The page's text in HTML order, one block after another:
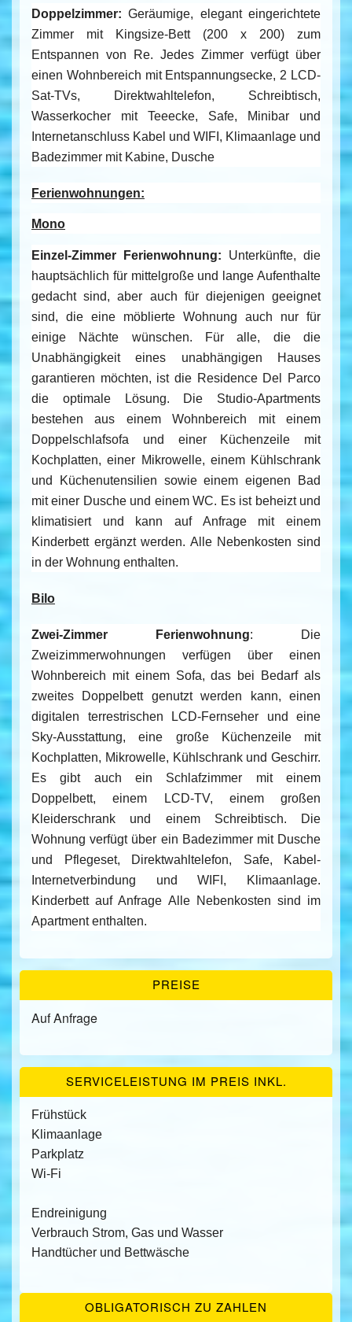
Doppelzimmer:Geräumige, elegant eingerichtete
Zimmer mit Kingsize-Bett (200 x 200) zum
Entspannen von Re. Jedes Zimmer verfügt über
einen Wohnbereich mit Entspannungsecke, 2 LCD-
Sat-TVs, Direktwahltelefon, Schreibtisch,
Wasserkocher mit Teeecke, Safe, Minibar und
Internetanschluss Kabel und WIFI, Klimaanlage und
Badezimmer mit Kabine, Dusche
Ferienwohnungen:
Mono
Einzel-Zimmer Ferienwohnung:
Unterkünfte, die
hauptsächlich für mittelgroße und lange Aufenthalte
gedacht sind, aber auch für diejenigen geeignet
sind, die eine möblierte Wohnung auch nur für
einige Nächte wünschen. Für alle, die die
Unabhängigkeit eines unabhängigen Hauses
garantieren möchten, ist die Residence Del Parco
die optimale Lösung. Die Studio-Apartments
bestehen aus einem Wohnbereich mit einem
Doppelschlafsofa und einer Küchenzeile mit
Kochplatten, einer Mikrowelle, einem Kühlschrank
und Küchenutensilien sowie einem eigenen Bad
mit einer Dusche und einem WC. Es ist beheizt und
klimatisiert und kann auf Anfrage mit einem
Kinderbett ergänzt werden. Alle Nebenkosten sind
in der Wohnung enthalten.
Bilo
Zwei-Zimmer Ferienwohnung: Die
Zweizimmerwohnungen verfügen über einen
Wohnbereich mit einem Sofa, das bei Bedarf als
zweites Doppelbett genutzt werden kann, einen
digitalen terrestrischen LCD-Fernseher und eine
Sky-Ausstattung, eine große Küchenzeile mit
Kochplatten, Mikrowelle, Kühlschrank und Geschirr.
Es gibt auch ein Schlafzimmer mit einem
Doppelbett, einem LCD-TV, einem großen
Kleiderschrank und einem Schreibtisch. Die
Wohnung verfügt über ein Badezimmer mit Dusche
und Pflegeset, Direktwahltelefon, Safe, Kabel-
Internetverbindung und WIFI, Klimaanlage.
Kinderbett auf Anfrage Alle Nebenkosten sind im
Apartment enthalten.
PREISE
Auf Anfrage
SERVICELEISTUNG IM PREIS INKL.
Frühstück
Klimaanlage
Parkplatz
Wi-Fi
Endreinigung
Verbrauch Strom, Gas und Wasser
Handtücher und Bettwäsche
OBLIGATORISCH ZU ZAHLEN